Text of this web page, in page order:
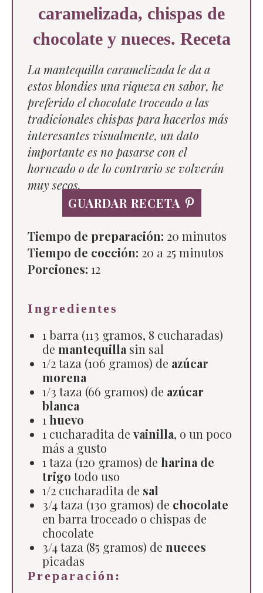
caramelizada, chispas de
chocolate y nueces. Receta
La mantequilla caramelizada le da a
estos blondies una riqueza en sabor, he
preferido el chocolate troceado a las
tradicionales chispas para hacerlos más
interesantes visualmente, un dato
importante es no pasarse con el
horneado o de lo contrario se volverán
muy secos.
GUARDAR RECETA
Tiempo de preparación: 20 minutos
Tiempo de cocción: 20 a 25 minutos
Porciones: 12
Ingredientes
1 barra (113 gramos, 8 cucharadas)
de mantequilla sin sal
1/2 taza (106 gramos) de azúcar
morena
1/3 taza (66 gramos) de azúcar
blanca
1 huevo
1 cucharadita de vainilla, o un poco
más a gusto
1 taza (120 gramos) de harina de
trigo todo uso
1/2 cucharadita de sal
3/4 taza (130 gramos) de chocolate
en barra troceado o chispas de
chocolate
3/4 taza (85 gramos) de nueces
picadas
Preparación: